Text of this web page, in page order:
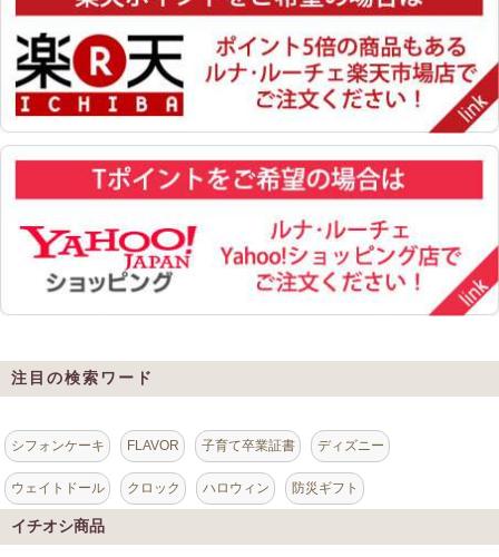
注目の検索ワード
シフォンケーキ FLAVOR 子育て卒業証書 ディズニー
ウェイトドール クロック ハロウィン 防災ギフト
イチオシ商品